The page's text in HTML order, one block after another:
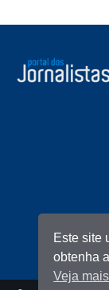
Este site
obtenha
Veja mais